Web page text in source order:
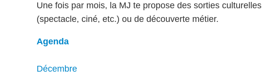
Une fois par mois, la MJ te propose des sorties culturelles
(spectacle, ciné, etc.) ou de découverte métier.
Agenda
Décembre